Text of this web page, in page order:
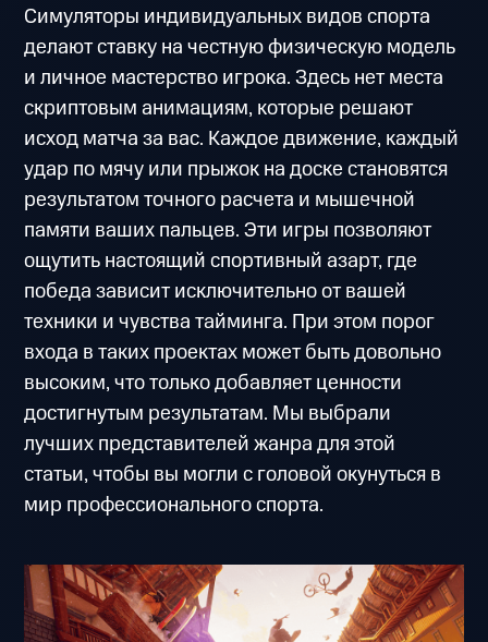
Симуляторы индивидуальных видов спорта
делают ставку на честную физическую модель
и личное мастерство игрока. Здесь нет места
скриптовым анимациям, которые решают
исход матча за вас. Каждое движение, каждый
удар по мячу или прыжок на доске становятся
результатом точного расчета и мышечной
памяти ваших пальцев. Эти игры позволяют
ощутить настоящий спортивный азарт, где
победа зависит исключительно от вашей
техники и чувства тайминга. При этом порог
входа в таких проектах может быть довольно
высоким, что только добавляет ценности
достигнутым результатам. Мы выбрали
лучших представителей жанра для этой
статьи, чтобы вы могли с головой окунуться в
мир профессионального спорта.